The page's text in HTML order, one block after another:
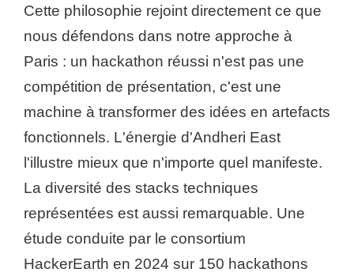
Cette philosophie rejoint directement ce que
nous défendons dans notre approche à
Paris : un hackathon réussi n'est pas une
compétition de présentation, c'est une
machine à transformer des idées en artefacts
fonctionnels. L'énergie d'Andheri East
l'illustre mieux que n'importe quel manifeste.
La diversité des stacks techniques
représentées est aussi remarquable. Une
étude conduite par le consortium
HackerEarth en 2024 sur 150 hackathons